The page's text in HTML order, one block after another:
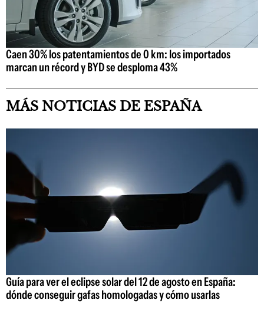
Caen 30% los patentamientos de 0 km: los importados
marcan un récord y BYD se desploma 43%
MÁS NOTICIAS DE ESPAÑA
Guía para ver el eclipse solar del 12 de agosto en España:
dónde conseguir gafas homologadas y cómo usarlas